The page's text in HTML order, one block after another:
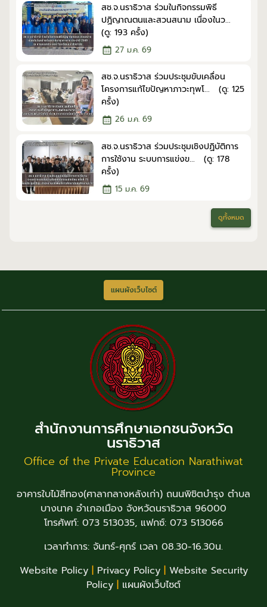
สช.จ.นราธิวาส ร่วมในกิจกรรมพิธี
ปฏิญาณตนและสวนสนาม เนื่องในว...
(ดู: 193 ครั้ง)
27 ม.ค. 69
สช.จ.นราธิวาส ร่วมประชุมขับเคลื่อน
โครงการแก้ไขปัญหาภาวะทุพโ... (ดู: 125
ครั้ง)
26 ม.ค. 69
สช.จ.นราธิวาส ร่วมประชุมเชิงปฏิบัติการ
การใช้งาน ระบบการแข่งข... (ดู: 178
ครั้ง)
15 ม.ค. 69
ดูทั้งหมด
แผนผังเว็บไซต์
สำนักงานการศึกษาเอกชนจังหวัด
นราธิวาส
Office of the Private Education Narathiwat
Province
อาคารใบไม้สีทอง(ศาลากลางหลังเก่า) ถนนพิชิตบำรุง ตำบล
บางนาค อำเภอเมือง จังหวัดนราธิวาส 96000
โทรศัพท์: 073 513035, แฟกซ์: 073 513066
เวลาทำการ: จันทร์-ศุกร์ เวลา 08.30-16.30น.
Website Policy
Privacy Policy
Website Security
Policy
แผนผังเว็บไซต์